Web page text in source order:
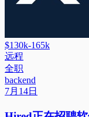
$130k-165k
远程
全职
backend
7月14日